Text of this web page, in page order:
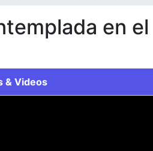
en
& Videos